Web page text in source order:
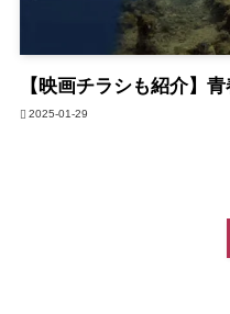
【映画チラシも紹介】
2025-01-29